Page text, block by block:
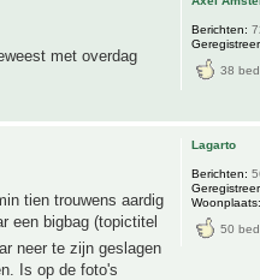
met overdag
Berichten:
38
tien trouwens aardig
een bigbag (topictitel
neer te zijn geslagen
Is op de foto's
Lagarto
Berichten:
Woonplaats:
50